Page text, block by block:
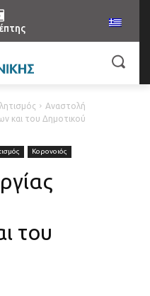
Αναστολή
και του Δημοτικού
Κορονοιός
του